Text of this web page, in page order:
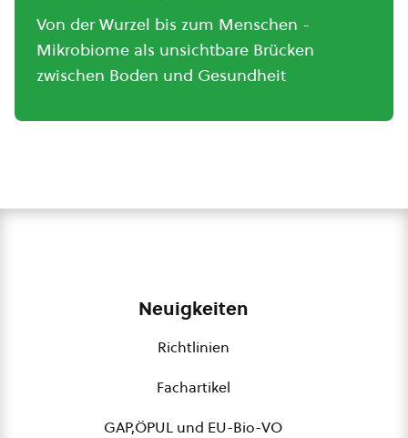
Von der Wurzel bis zum Menschen -
Mikrobiome als unsichtbare Brücken
zwischen Boden und Gesundheit
Neuigkeiten
Richtlinien
Fachartikel
GAP,ÖPUL und EU-Bio-VO